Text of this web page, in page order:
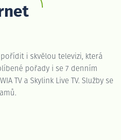
i skvělou televizi, která
pořady i se 7 denním
TV a Skylink Live TV. Služby se